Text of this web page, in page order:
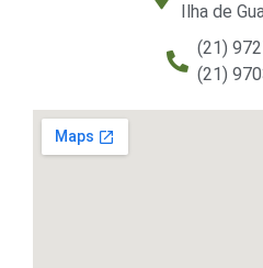
Ilha de
(21)
(21)